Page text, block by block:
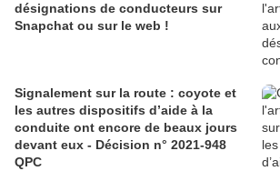
désignations de conducteurs sur
Snapchat ou sur le web !
Signalement sur la route : coyote et
les autres dispositifs d’aide à la
conduite ont encore de beaux jours
devant eux - Décision n° 2021-948
QPC